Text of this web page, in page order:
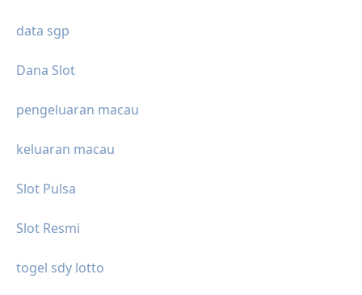
data sgp
Dana Slot
pengeluaran macau
keluaran macau
Slot Pulsa
Slot Resmi
togel sdy lotto